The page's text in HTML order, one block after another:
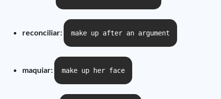
reconciliar: make up after an argument
maquiar: make up her face